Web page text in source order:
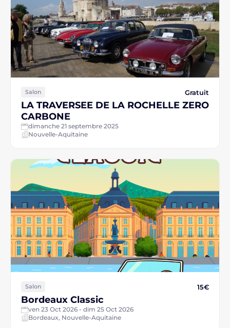
Salon Gratuit
LA TRAVERSEE DE LA ROCHELLE ZERO
CARBONE
dimanche 21 septembre 2025
Nouvelle-Aquitaine
Salon 15€
Bordeaux Classic
ven 23 Oct 2026 - dim 25 Oct 2026
Bordeaux, Nouvelle-Aquitaine